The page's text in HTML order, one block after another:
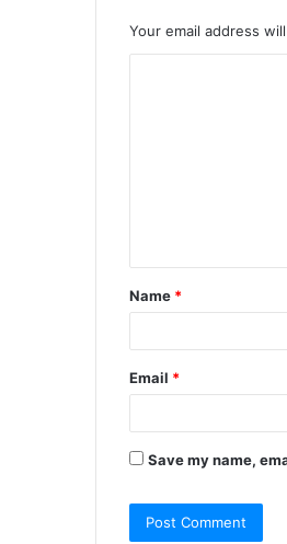
Your email address
t
*
Name *
Email *
Save my name,